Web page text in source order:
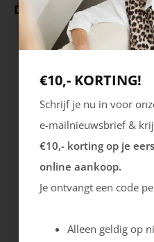
Deze producten ga je
Rieker
€10,- KORTING!
Schrijf je nu in voor
e-mailnieuwsbrief &
€10,- korting op je
online aankoop.
Je ontvangt een code
Alleen geldig op